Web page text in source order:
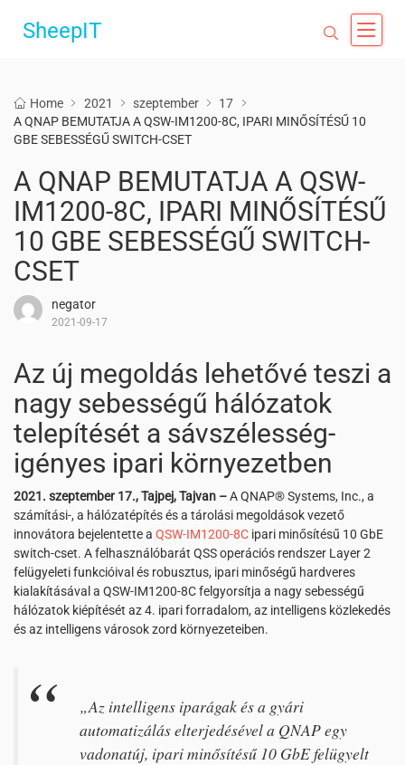
SheepIT
Home 2021 szeptember
17
A QNAP BEMUTATJA A QSW-IM1200-8C, IPARI MINŐSÍTÉSŰ 10
GBE SEBESSÉGŰ SWITCH-CSET
A QNAP BEMUTATJA A QSW-
IM1200-8C, IPARI MINŐSÍTÉSŰ
10 GBE SEBESSÉGŰ SWITCH-
CSET
negator
2021-09-17
Az új megoldás lehetővé teszi a
nagy sebességű hálózatok
telepítését a sáv​​​​​​​​​​​​​​szélesség-
igényes ipari környezetben
2021. szeptember 17., Tajpej, Tajvan –A QNAP® Systems, Inc., a
számítási-, a hálózatépítés és a tárolási megoldások vezető
innovátora bejelentette a QSW-IM1200-8C ipari minősítésű 10 GbE
switch-cset. A felhasználóbarát QSS operációs rendszer Layer 2
felügyeleti funkcióival és robusztus, ipari minőségű hardveres
kialakításával a QSW-IM1200-8C felgyorsítja a nagy sebességű
hálózatok kiépítését az 4. ipari forradalom, az intelligens közlekedés
és az intelligens városok zord környezeteiben.
„Az intelligens iparágak és a gyári
automatizálás elterjedésével a QNAP egy
vadonatúj, ipari minősítésű 10 GbE felügyelt